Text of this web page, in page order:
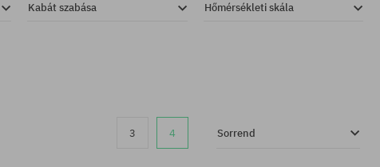
Kabát szabása Hőmérsékleti skála
3 4 Sorrend